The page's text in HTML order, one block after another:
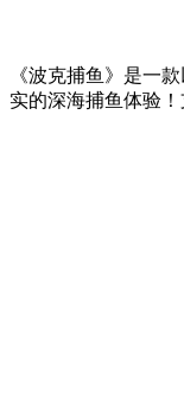
《波克捕鱼》是一
实的深海捕鱼体验